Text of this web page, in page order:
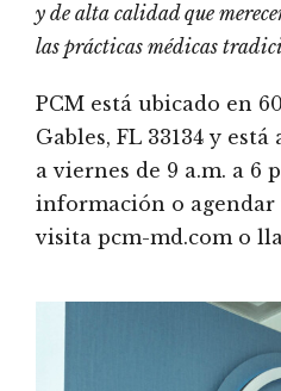
y de alta calidad que
las prácticas médicas
PCM está ubicado en
Gables, FL 33134 y
a viernes de 9 a.m. a 6
información o agendar
visita pcm-md.com o